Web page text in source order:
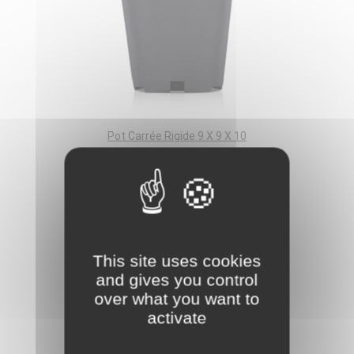
Pot Carrée Rigide 9 X 9 X 10
0,20 €
This site uses cookies
and gives you control
over what you want to
activate